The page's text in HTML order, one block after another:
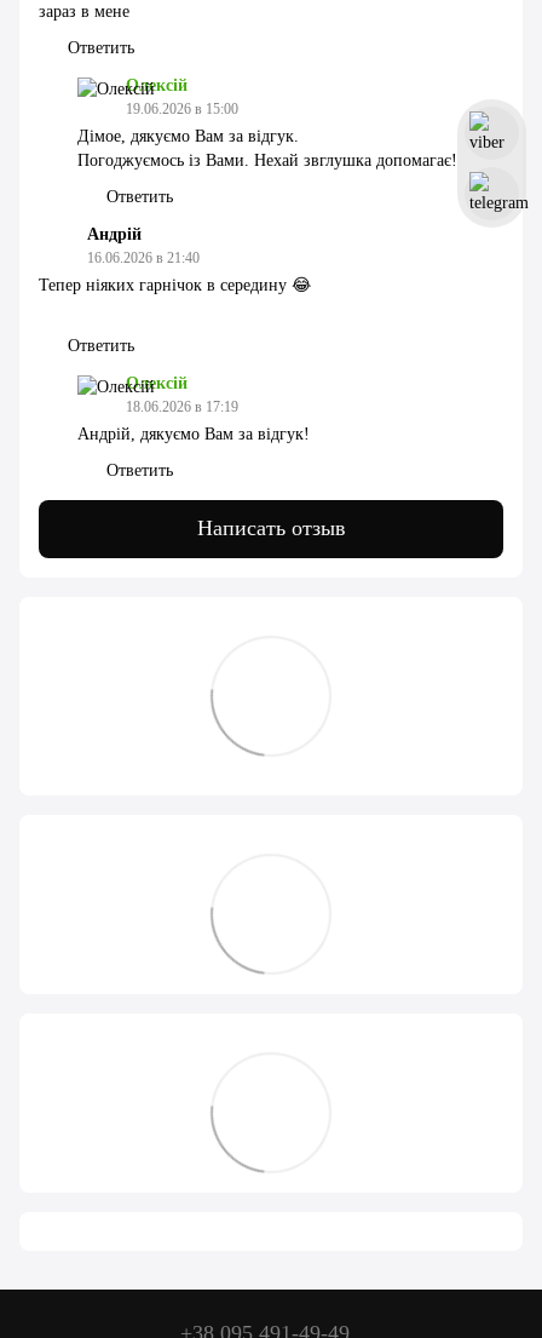
зараз в мене
Ответить
Олексій
19.06.2026 в 15:00
Дімое, дякуємо Вам за відгук.
Погоджуємось із Вами. Нехай звглушка допомагає!
Ответить
Андрій
16.06.2026 в 21:40
Тепер ніяких гарнічок в середину 😂
Ответить
Олексій
18.06.2026 в 17:19
Андрій, дякуємо Вам за відгук!
Ответить
Написать отзыв
+38 095 491-49-49